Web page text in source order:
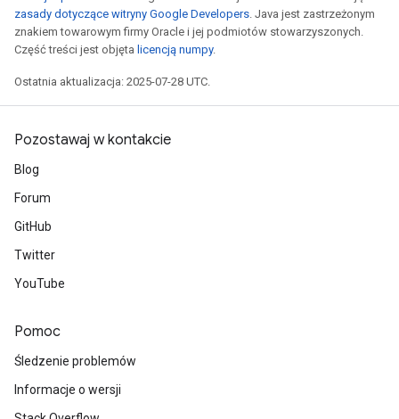
zasady dotyczące witryny Google Developers. Java jest zastrzeżonym
znakiem towarowym firmy Oracle i jej podmiotów stowarzyszonych.
Część treści jest objęta licencją numpy.
Ostatnia aktualizacja: 2025-07-28 UTC.
Pozostawaj w kontakcie
Blog
Forum
GitHub
Twitter
YouTube
Pomoc
Śledzenie problemów
Informacje o wersji